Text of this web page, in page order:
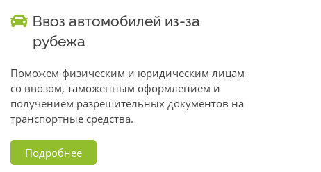
Ввоз автомобилей из-за
рубежа
Поможем физическим и юридическим лицам
со ввозом, таможенным оформлением и
получением разрешительных документов на
транспортные средства.
Подробнее